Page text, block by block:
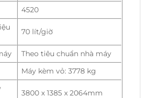
4520
70 lít/giờ
Theo tiêu chuẩn nhà máy
Máy kèm vỏ: 3778 kg
3800 x 1385 x 2064mm